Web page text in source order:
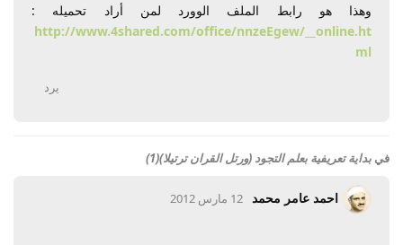
وهذا هو رابط الملف الوورد لمن أراد تحميله :
http://www.4shared.com/office/nnzeEgew/__online.ht
ml
يرد
في بداية تعريفية بعلم التجود (ورتل القران ترتيلا)(1)
احمد عامر محمد 12 مارس 2012